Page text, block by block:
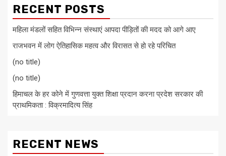
RECENT POSTS
महिला मंडलों सहित विभिन्न संस्थाएं आपदा पीड़ितों की मदद को आगे आए
राजभवन में लोग ऐतिहासिक महत्व और विरासत से हो रहे परिचित
(no title)
(no title)
हिमाचल के हर कोने में गुणवत्ता युक्त शिक्षा प्रदान करना प्रदेश सरकार की
प्राथमिकता : विक्रमादित्य सिंह
RECENT NEWS